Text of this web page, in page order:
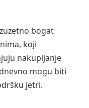
bogat
koji
nakupljanje
mogu biti
jetri.